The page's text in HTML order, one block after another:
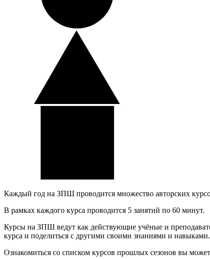
Каждый год на ЗПШ проводится множество авторских
В рамках каждого курса проводится 5 занятий по 60 минут.
Курсы на ЗПШ ведут как действующие учёные и
курса и поделиться с другими своими знаниями и навыками.
Ознакомиться со списком курсов прошлых сезонов вы